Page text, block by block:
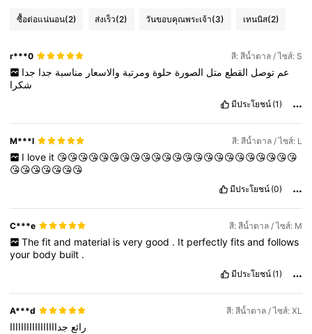
ซื้อต่อแน่นอน(2) ส่งเร็ว(2) วันขอบคุณพระเจ้า(3) เทนนิส(2)
r***0 สี: สีน้ำตาล / ไซส์: S
عمتوصل القطع متل الصورة حلوة ومرتبة والاسعار مناسبة جدا جدا
شكرا
มีประโยชน์ (1)
M***l สี: สีน้ำตาล / ไซส์: L
I love it 😘😘😘😘😘😘😘😘😘😘😘😘😘😘😘😘😘😘😘😘😘😘😘
😘😘😘😘😘😘😘
มีประโยชน์ (0)
C***e สี: สีน้ำตาล / ไซส์: M
The fit and material is very good . It perfectly fits and follows
your body built .
มีประโยชน์ (1)
A***d สี: สีน้ำตาล / ไซส์: XL
رائع جدااااااااااااااااا